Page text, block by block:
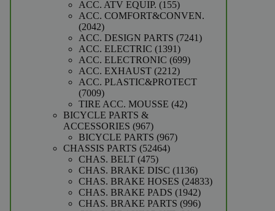
producten
ACC. ATV EQUIP. 155155
producten
ACC. COMFORT&CONVEN.
20422042
producten
ACC. DESIGN PARTS 72417241
ACC. ELECTRIC 13911391
producten
ACC. ELECTRONIC 699699
ACC. EXHAUST 22122212
producten
ACC. PLASTIC&PROTECT
70097009
producten
TIRE ACC. MOUSSE 4242
BICYCLE PARTS &
ACCESSORIES 967967
producten
BICYCLE PARTS 967967
CHASSIS PARTS 5246452464
CHAS. BELT 475475
producten
CHAS. BRAKE DISC 11361136
producten
CHAS. BRAKE HOSES 2483324833
CHAS. BRAKE PADS 19421942
producten
CHAS. BRAKE PARTS 996996